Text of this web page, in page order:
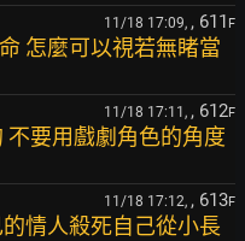
11/18 17:09, , 611 F
怎麼可以視若無睹當
11/18 17:11, , 612F
不要用戲劇角色的角度
11/18 17:12, , 613F
情人殺死自己從小長